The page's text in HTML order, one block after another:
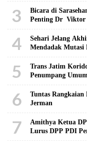
3
Bicara di
Penting Dr Viktor
4
Sehari Jelang
Mendadak Mutasi
5
Trans Jatim
Penumpang
6
Tuntas Rangkaian Latihan Mugai Ryu
Jerman
7
Amithya Ketua
Lurus DPP PDI